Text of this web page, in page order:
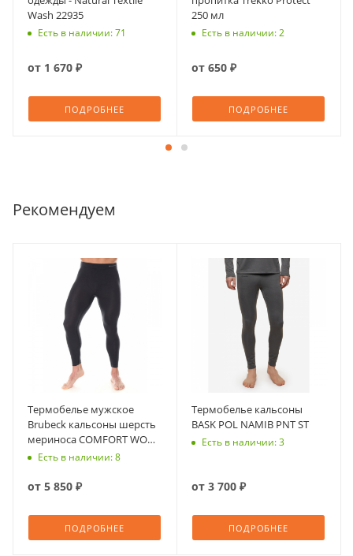
Wash 22935
Есть в наличии: 71
от 1 670 ₽
ПОДРОБНЕЕ
250 мл
Есть в наличии: 2
от 650 ₽
ПОДРОБНЕЕ
Рекомендуем
Термобелье мужское
Brubeck кальсоны шерсть
мериноса COMFORT WOOL
V2Есть в наличии: 8
от 5 850 ₽
ПОДРОБНЕЕ
Термобелье кальсоны
BASK POL NAMIB PNT ST
Есть в наличии: 3
от 3 700 ₽
ПОДРОБНЕЕ